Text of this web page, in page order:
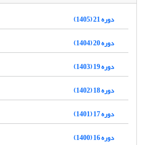
دوره 21 (1405)
دوره 20 (1404)
دوره 19 (1403)
دوره 18 (1402)
دوره 17 (1401)
دوره 16 (1400)